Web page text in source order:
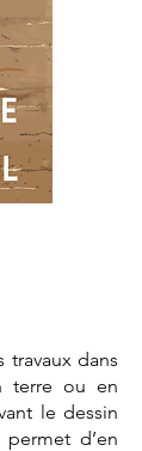
travaux dans
terre ou en
le dessin
d’en